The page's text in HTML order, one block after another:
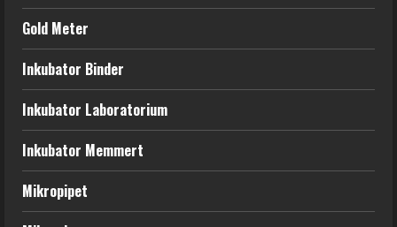
Gold Meter
Inkubator Binder
Inkubator Laboratorium
Inkubator Memmert
Mikropipet